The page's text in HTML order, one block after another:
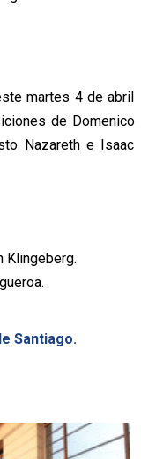
martes 4 de abril
de Domenico
Nazareth e Isaac
Klingeberg.
Santiago.